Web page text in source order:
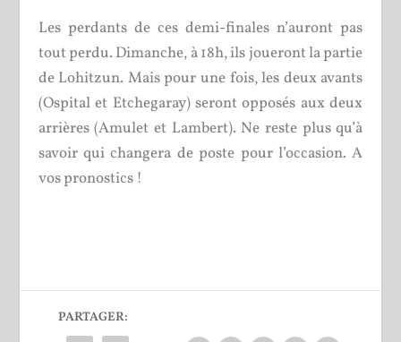
Les perdants de ces demi-finales n’auront pas
tout perdu. Dimanche, à 18h, ils joueront la partie
de Lohitzun. Mais pour une fois, les deux avants
(Ospital et Etchegaray) seront opposés aux deux
arrières (Amulet et Lambert). Ne reste plus qu’à
savoir qui changera de poste pour l’occasion. A
vos pronostics !
PARTAGER: